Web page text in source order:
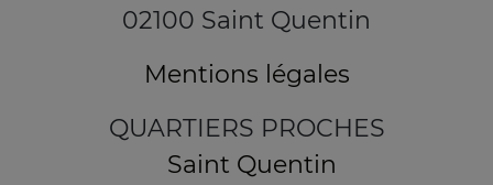
02100 Saint Quentin
Mentions légales
QUARTIERS PROCHES
Saint Quentin